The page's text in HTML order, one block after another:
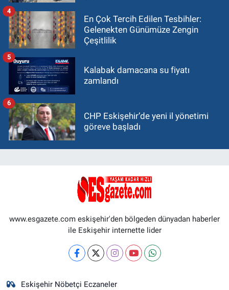
En Çok Tercih Edilen Tesbihler:
Gelenekten Günümüze Zengin
Çeşitlilik
4
Kalabak damacana su fiyatı
zamlandı
5
CHP Eskişehir’de yeni il yönetimi
göreve başladı
6
www.esgazete.com eskişehir'den bölgeden dünyadan haberler
ile Eskişehir internette lider
Eskişehir Nöbetçi Eczaneler